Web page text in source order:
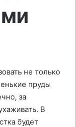
не только
пруды
за
В
будет